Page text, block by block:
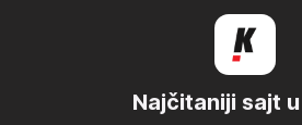
Najčitaniji sajt